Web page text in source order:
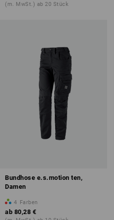
(m. MwSt.) ab 20 Stück
Bundhose e.s.motion ten,
Damen
4 Farben
ab 80,28 €